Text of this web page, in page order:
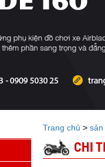
Trang chủ > sản
CHI